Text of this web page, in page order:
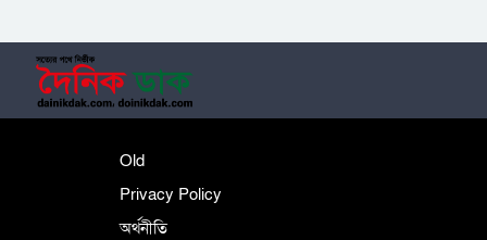
Old
Privacy Policy
অর্থনীতি